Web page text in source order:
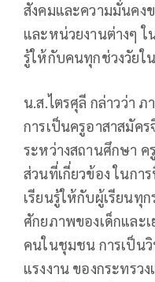
สังคมและความมั่นคง
และหน่วยงานต่างๆ
รู้ให้กับคนทุกช่วงวัยใ
น.ส.ไตรศุลี กล่าวว่า ภ
การเป็นครูอาสาสมัค
ระหว่างสถานศึกษา
ส่วนที่เกี่ยวข้อง ในกา
เรียนรู้ให้กับผู้เรียนทุ
ศักยภาพของเด็กและ
คนในชุมชน การเป็น
แรงงาน ของกระทรว